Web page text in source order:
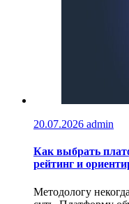
20.07.2026 admin
Как выбрать
рейтинг и
Методологу